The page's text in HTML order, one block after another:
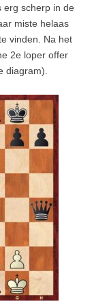
erg scherp in de
miste helaas
vinden. Na het
2e loper offer
diagram).